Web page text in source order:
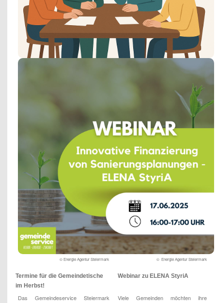
© Energie Agentur Steiermark © Energie Agentur Steiermark
Termine für die Gemeindetische
im Herbst!
Webinar zu ELENA StyriA
Das Gemeindeservice Steiermark
Viele Gemeinden möchten ihre